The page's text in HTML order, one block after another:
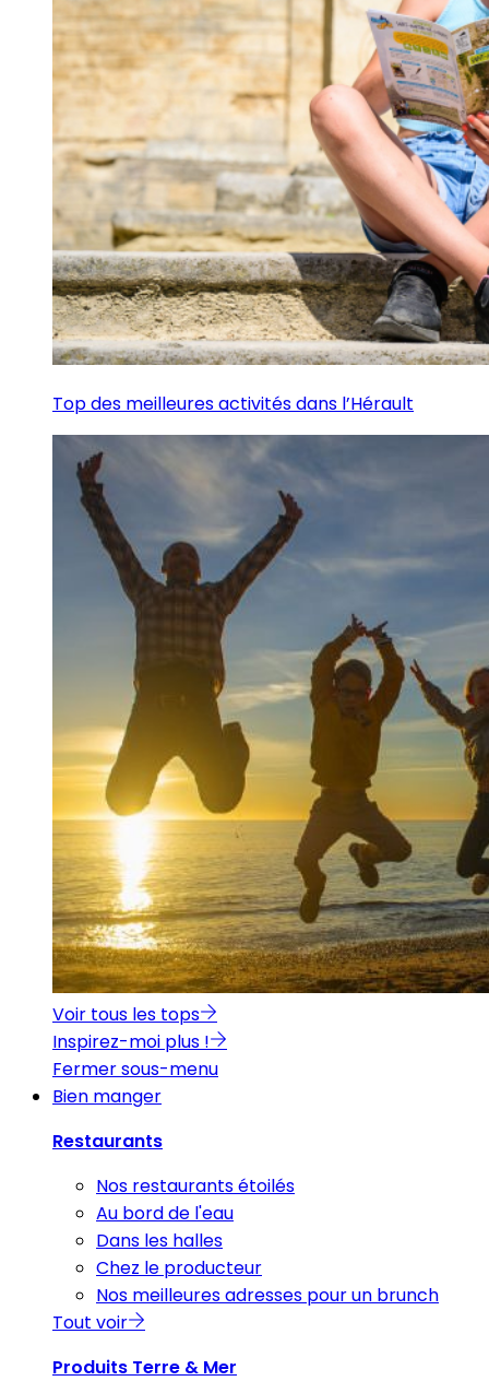
Top des meilleures activités dans l’Hérault
Voir tous les tops
Inspirez-moi plus !
Fermer sous-menu
Bien manger
Restaurants
Nos restaurants étoilés
Au bord de l'eau
Dans les halles
Chez le producteur
Nos meilleures adresses pour un brunch
Tout voir
Produits Terre & Mer